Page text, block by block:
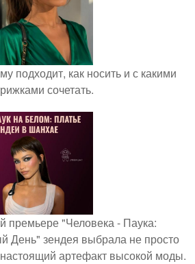
подходит, как носить и с какими
сочетать.
премьере "Человека - Паука:
День" зендея выбрала не просто
артефакт высокой моды.